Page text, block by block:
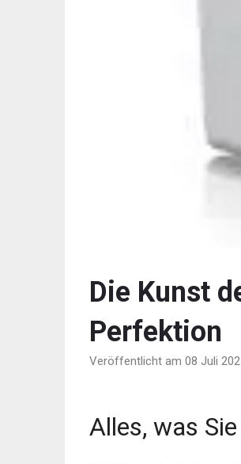
Die Kunst
Perfektion
Veröffentlicht am 08 Juli
Alles, was